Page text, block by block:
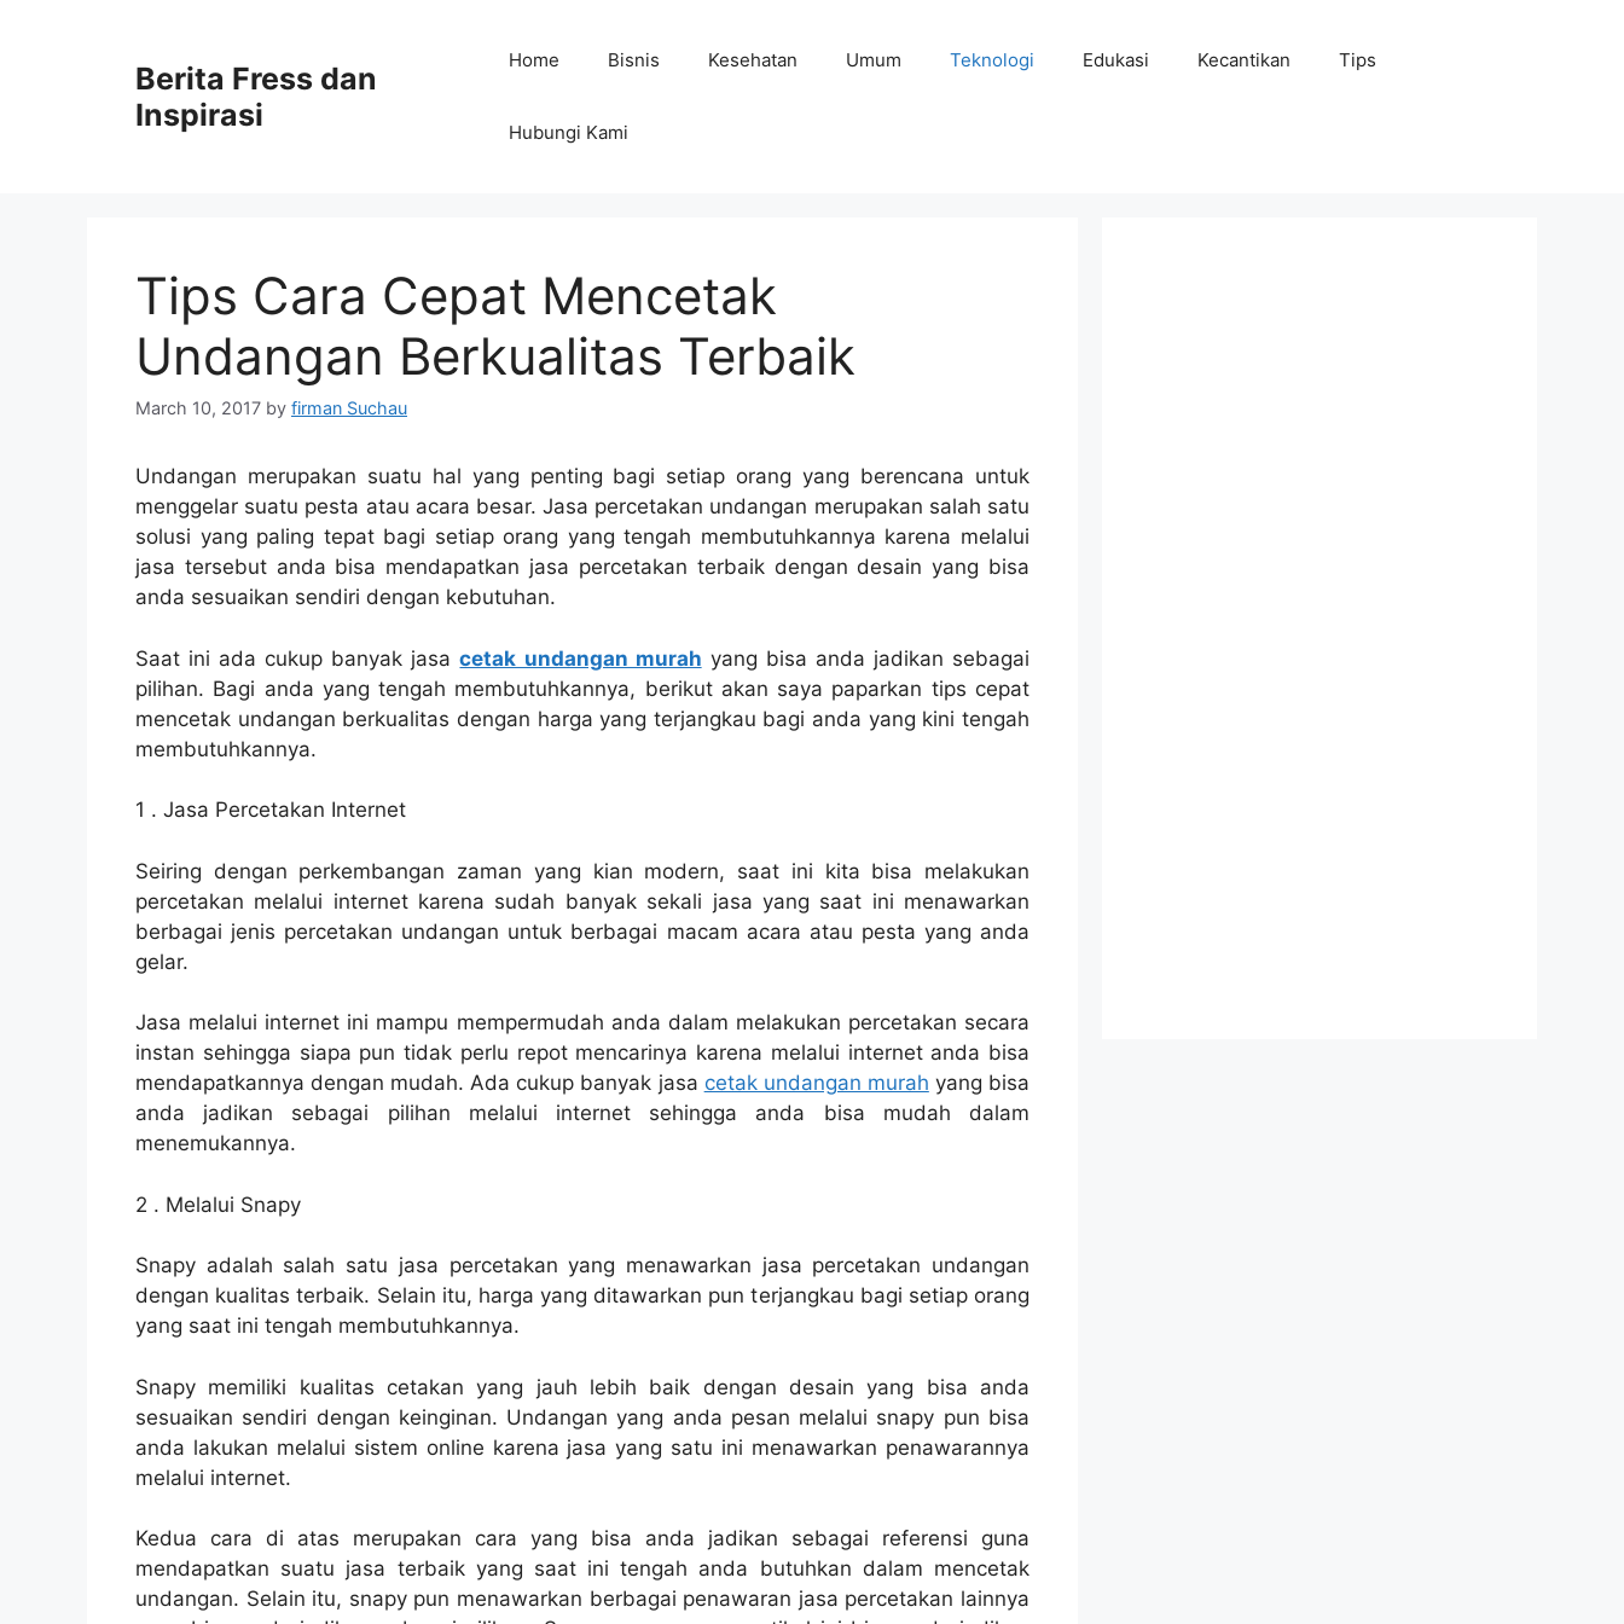
Berita Fress dan
Inspirasi
Home Bisnis Kesehatan Umum Teknologi Edukasi Kecantikan Tips
Hubungi Kami
Tips Cara Cepat Mencetak
Undangan Berkualitas Terbaik
March 10, 2017 by firman Suchau
Undangan merupakan suatu hal yang penting bagi setiap orang yang berencana untuk
menggelar suatu pesta atau acara besar. Jasa percetakan undangan merupakan salah satu
solusi yang paling tepat bagi setiap orang yang tengah membutuhkannya karena melalui
jasa tersebut anda bisa mendapatkan jasa percetakan terbaik dengan desain yang bisa
anda sesuaikan sendiri dengan kebutuhan.
Saat ini ada cukup banyak jasacetak undangan murah yang bisa anda jadikan sebagai
pilihan. Bagi anda yang tengah membutuhkannya, berikut akan saya paparkan tips cepat
mencetak undangan berkualitas dengan harga yang terjangkau bagi anda yang kini tengah
membutuhkannya.
1 . Jasa Percetakan Internet
Seiring dengan perkembangan zaman yang kian modern, saat ini kita bisa melakukan
percetakan melalui internet karena sudah banyak sekali jasa yang saat ini menawarkan
berbagai jenis percetakan undangan untuk berbagai macam acara atau pesta yang anda
gelar.
Jasa melalui internet ini mampu mempermudah anda dalam melakukan percetakan secara
instan sehingga siapa pun tidak perlu repot mencarinya karena melalui internet anda bisa
mendapatkannya dengan mudah. Ada cukup banyak jasa cetak undangan murah yang bisa
anda jadikan sebagai pilihan melalui internet sehingga anda bisa mudah dalam
menemukannya.
2 . Melalui Snapy
Snapy adalah salah satu jasa percetakan yang menawarkan jasa percetakan undangan
dengan kualitas terbaik. Selain itu, harga yang ditawarkan pun terjangkau bagi setiap orang
yang saat ini tengah membutuhkannya.
Snapy memiliki kualitas cetakan yang jauh lebih baik dengan desain yang bisa anda
sesuaikan sendiri dengan keinginan. Undangan yang anda pesan melalui snapy pun bisa
anda lakukan melalui sistem online karena jasa yang satu ini menawarkan penawarannya
melalui internet.
Kedua cara di atas merupakan cara yang bisa anda jadikan sebagai referensi guna
mendapatkan suatu jasa terbaik yang saat ini tengah anda butuhkan dalam mencetak
undangan. Selain itu, snapy pun menawarkan berbagai penawaran jasa percetakan lainnya